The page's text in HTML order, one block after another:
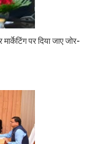
पर दिया जाए जोर-